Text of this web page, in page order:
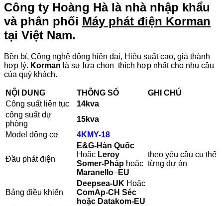
Công ty Hoàng Hà là nhà nhập khẩu
và phân phối Máy phát điện Korman
tại Việt Nam.
Bền bỉ, Công nghệ động hiện đại, Hiệu suất cao, giá thành
hợp lý. Korman là sự lựa chọn thích hợp nhất cho nhu cầu
của quý khách.
NỘI DUNG THÔNG SỐ
GHI CHÚ
Công suất liên tục
14kva
công suất dự
phòng
15kva
Model động cơ
4KMY-18
Đầu phát điện
E&G-Hàn Quốc
Hoặc Leroy
Somer-Pháp hoặc
Maranello–EU
theo yêu cầu cụ thể
từng dự án
Bảng điều khiển
Deepsea-UK Hoặc
ComAp-CH Séc
hoặc Datakom-EU